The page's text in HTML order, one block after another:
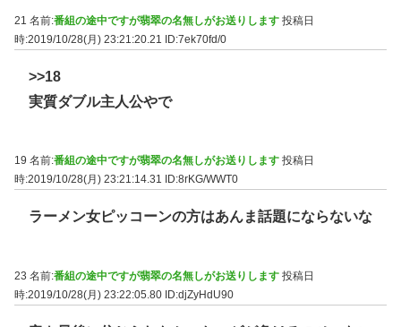
21 名前:番組の途中ですが翡翠の名無しがお送りします 投稿日
時:2019/10/28(月) 23:21:20.21 ID:7ek70fd/0
>>18
実質ダブル主人公やで
19 名前:番組の途中ですが翡翠の名無しがお送りします 投稿日
時:2019/10/28(月) 23:21:14.31
ID:8rKG/WWT0
ラーメン女ピッコーンの方はあんま話題にならないな
23 名前:番組の途中ですが翡翠の名無しがお送りします 投稿日
時:2019/10/28(月) 23:22:05.80 ID:djZyHdU90